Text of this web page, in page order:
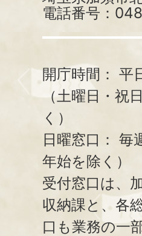
電話番号：
開庁時間： 平
（土曜日・祝
く）
日曜窓口： 毎
年始を除く）
受付窓口は、
収納課と、 各
口も業務の一